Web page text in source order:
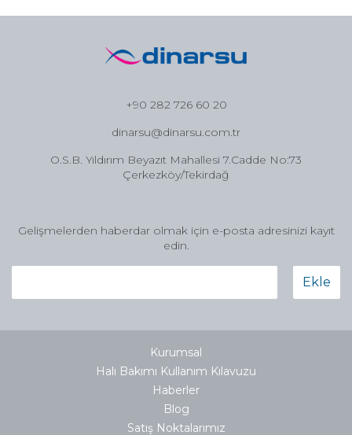
+90 282 726 60 20
dinarsu@dinarsu.com.tr
O.S.B. Yıldırım Beyazıt Mahallesi 7.Cadde No:73
Çerkezköy/Tekirdağ
Gelişmelerden haberdar olmak için e-posta adresinizi kayıt
edin.
Ekle
Kurumsal
Halı Bakımı Kullanım Kılavuzu
Haberler
Blog
Satış Noktalarımız